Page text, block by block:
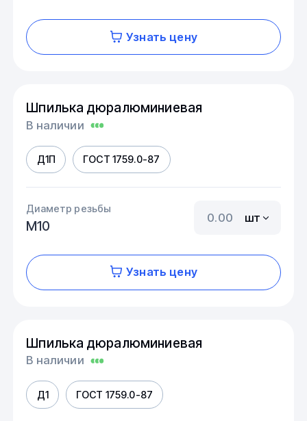
Узнать цену
Шпилька дюралюминиевая
В наличии
Д1П ГОСТ 1759.0-87
Диаметр резьбы
М10
шт
Узнать цену
Шпилька дюралюминиевая
В наличии
Д1 ГОСТ 1759.0-87